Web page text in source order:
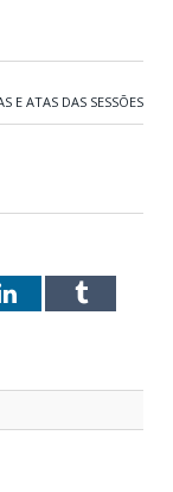
E ATAS DAS SESSÕES
LinkedInTumblr